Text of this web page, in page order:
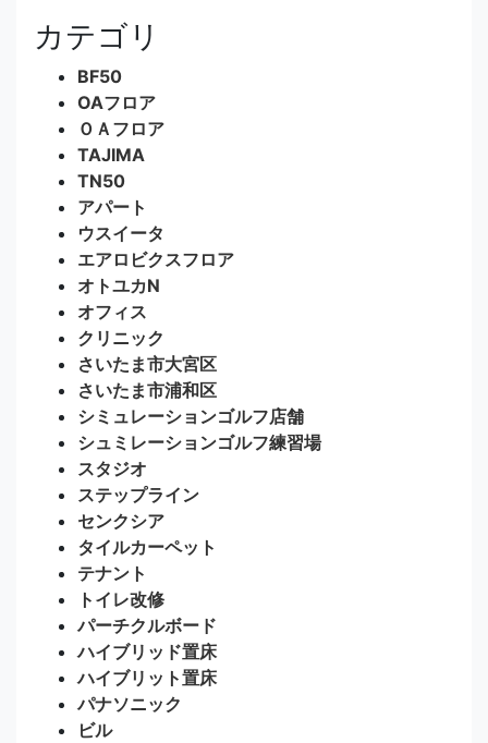
カテゴリ
BF50
OAフロア
ＯＡフロア
TAJIMA
TN50
アパート
ウスイータ
エアロビクスフロア
オトユカN
オフィス
クリニック
さいたま市大宮区
さいたま市浦和区
シミュレーションゴルフ店舗
シュミレーションゴルフ練習場
スタジオ
ステップライン
センクシア
タイルカーペット
テナント
トイレ改修
パーチクルボード
ハイブリッド置床
ハイブリット置床
パナソニック
ビル